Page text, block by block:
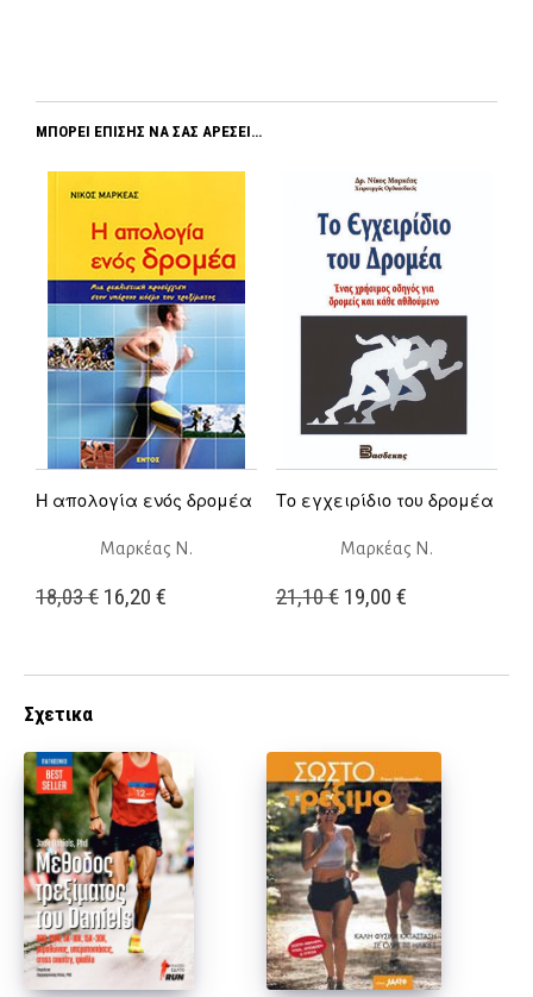
ΜΠΟΡΕΊ ΕΠΊΣΗΣ ΝΑ ΣΑΣ ΑΡΈΣΕΙ…
Η απολογία ενός δρομέα
Μαρκέας Ν.
18,03€ Original
16,20 €
Το εγχειρίδιο του δρομέα
Μαρκέας Ν.
21,10€ Original
19,00 €Η
Σχετικα